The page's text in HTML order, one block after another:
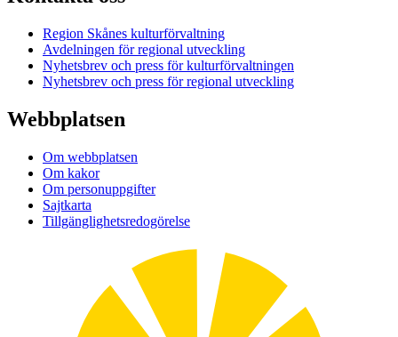
Region Skånes kulturförvaltning
Avdelningen för regional utveckling
Nyhetsbrev och press för kulturförvaltningen
Nyhetsbrev och press för regional utveckling
Webbplatsen
Om webbplatsen
Om kakor
Om personuppgifter
Sajtkarta
Tillgänglighetsredogörelse